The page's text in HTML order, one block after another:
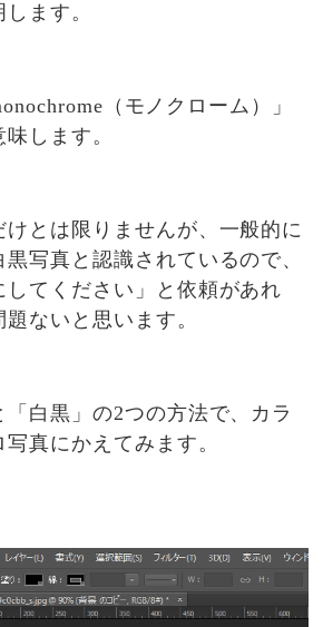
ます。
（モノクローム）」
します。
とは限りませんが、一般的に
写真と認識されているので、
してください」と依頼があれ
ないと思います。
「白黒」の2つの方法で、カラ
真にかえてみます。